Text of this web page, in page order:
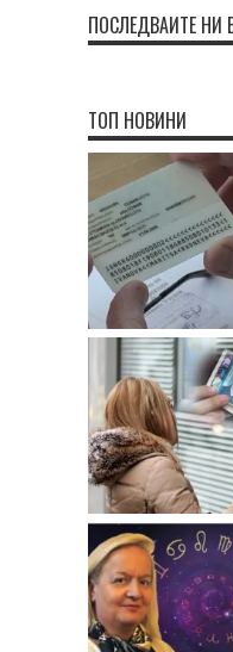
ПОСЛЕДВАЙТЕ НИ
ТОП НОВИНИ